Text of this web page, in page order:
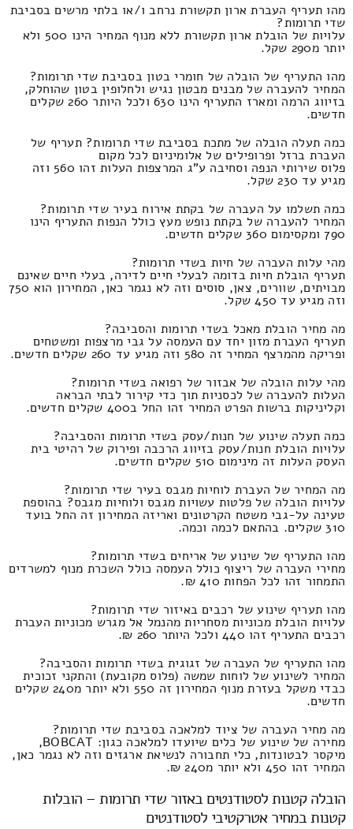
מהו תעריף העברת ארון תקשורת נרחב ו/או בלתי מרשים בסביבת
שדי תרומות?
עלויות של הובלת ארון תקשורת ללא מנוף המחיר הינו 500 ולא
יותר מ290 שקל.
מהו התעריף של הובלה של חומרי בטון בסביבת שדי תרומות?
המחיר להעברה של מבנים מבטון נגיש ולחלופין בטון שהוחלק,
בזיווג הרמה ומארז התעריף הינו 630 ולכל היותר 260 שקלים
חדשים.
כמה תעלה הובלה של מתכת בסביבת שדי תרומות? תעריף של
העברת ברזל ופרופילים של אלומיניום לכל מקום
פלוס שירותי הנפה וסחיבה ע"ג המרצפות העלות זהו 560 וזה
מגיע עד 230 שקל.
כמה תשלמו על העברה של בקתת אירוח בעיר שדי תרומות?
המחיר להעברה של בקתת נופש מעץ כולל הנפות התעריף הינו
790 ומקסימום 360 שקלים חדשים.
מהי עלות העברה של חיות בשדי תרומות?
תעריף הובלת חיות בדומה לבעלי חיים לדירה, בעלי חיים שאינם
מבויתים, שוורים, צאן, סוסים וזה לא נגמר כאן, המחירון הוא 750
וזה מגיע עד 450 שקל.
מה מחיר הובלת מאכל בשדי תרומות והסביבה?
תעריף העברת מזון יחד עם העמסה על גבי מרצפות ומשטחים
ופריקה מהמרצף המחיר זה 580 וזה מגיע עד 260 שקלים חדשים.
מהי עלות הובלה של אבזור של רפואה בשדי תרומות?
העלות להעברה של לכסניות תוך כדי קירור לבתי הבראה
וקליניקות ברשות הפרט המחיר זהו החל ב400 שקלים חדשים.
כמה תעלה שינוע של חנות/עסק בשדי תרומות והסביבה?
עלויות הובלת חנות/עסק בזיווג הרכבה ופירוק של רהיטי בית
העסק העלות זה מינימום 510 שקלים חדשים.
מה המחיר של העברת לוחיות מגבס בעיר שדי תרומות?
עלויות הובלה של פלטות עשויות מגבס ולוחיות מגבס? בהוספת
טעינה על-גבי משטח הקרטונים ואריזה המחירון זה החל בועד
310 שקלים. בהתאם לכמה וכמה.
מהו התעריף של שינוע של אריחים בשדי תרומות?
מחירי העברה של ריצוף כולל העמסה כולל השכרת מנוף למשרדים
התמחור זהו לכל הפחות 410 ₪.
מהו תעריף שינוע של רכבים באיזור שדי תרומות?
עלויות הובלת מכוניות מסחריות מהנמל אל מגרש מכוניות העברת
רכבים התעריף זהו 440 ולכל היותר 260 ₪.
מהו התעריף של העברה של זגוגית בשדי תרומות והסביבה?
המחיר לשינוע של לוחות שמשה (פלוס מקובעת) והתקני זכוכית
כבדי משקל בעזרת מנוף המחירון זה 550 ולא יותר מ240 שקלים
חדשים.
מה מחיר העברה של ציוד למלאכה בסביבת שדי תרומות?
מחירה של שינוע של כלים שיועדו למלאכה כגון: BOBCAT,
מיקסר לבטונדות, כלי תחבורה לנשיאת ארגזים וזה לא נגמר כאן,
המחיר זהו 450 ולא יותר מ240 ₪.
הובלה קטנות לסטודנטים באזור שדי תרומות – הובלות
קטנות במחיר אטרקטיבי לסטודנטים